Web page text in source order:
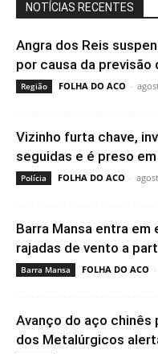
NOTÍCIAS RECENTES
Angra dos Reis
por causa da previsão
Região FOLHA DO ACO -
Vizinho furta chave,
seguidas e é preso
Polícia FOLHA DO ACO -
Barra Mansa entra
rajadas de vento a
Barra Mansa FOLHA DO ACO -
Avanço do aço
dos Metalúrgicos